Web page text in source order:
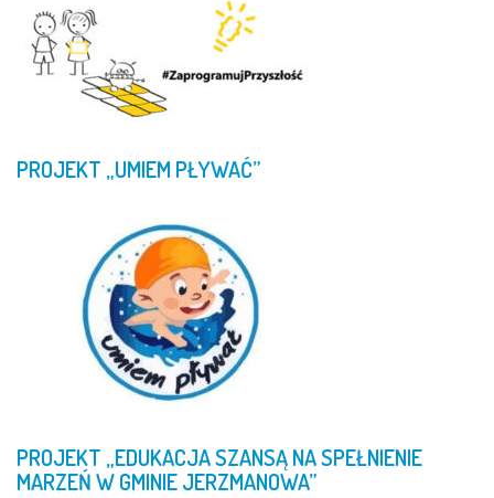
PROJEKT „UMIEMPŁYWAĆ”
PROJEKT „EDUKACJASZANSĄNASPEŁNIENIE
MARZEŃWGMINIEJERZMANOWA”